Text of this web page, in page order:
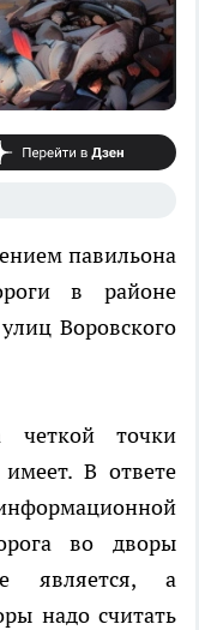
павильона
в районе
Воровского
четкой точки
В ответе
во дворы
является, а
надо считать